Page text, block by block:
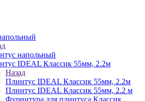
напольный
IDEAL Классик 55мм, 2.2м
Назад
Плинтус IDEAL Классик 55мм, 2.2м
Плинтус IDEAL Классик 55мм, 2.2 м
Фурнитура для плинтуса Классик